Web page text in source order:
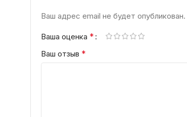
Ваш адрес email не будет опубликован.
Ваша оценка *
Ваш отзыв *